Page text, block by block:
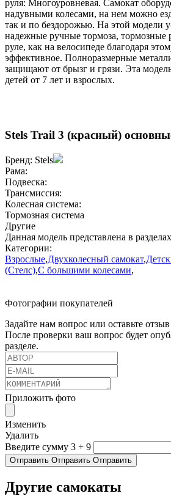
руля: Многоуровневая. Самокат
надувными колесами, на нем можно
так и по бездорожью. На этой модели
надежные ручные тормоза, тормозные
руле, как на велосипеде благодаря
эффективное. Полноразмерные
защищают от брызг и грязи. Эта
детей от 7 лет и взрослых.
Stels Trail 3 (красный)
Бренд: Stels
Рама:
Подвеска:
Трансмиссия:
Колесная система:
Тормозная система
Другие
Данная модель представлена в
Категории:
Взрослые,Двухколесный самокат,
(Стелс),С большими колесами,
Фотографии покупателей
Задайте нам вопрос или оставьте
После проверки ваш вопрос будет
разделе.
Приложить фото
Изменить
Удалить
Введите сумму 3 + 9
Отправить Отправить Отправить
Другие самокаты